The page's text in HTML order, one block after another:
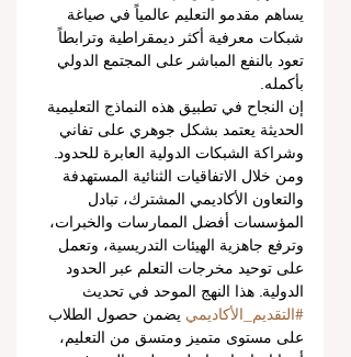
يساهم مقدمو التعليم عالمياً في صياغة
شبكات معرفية أكثر ديمقراطية وترابطاً
تعود بالنفع المباشر على المجتمع الدولي
بأكمله.
إن النجاح في تطبيق هذه النماذج التعليمية
الحديثة يعتمد بشكل جوهري على تفاني
وشراكة الشبكات الدولية العابرة للحدود.
ومن خلال الاتفاقيات الثنائية المستهدفة
والتعاون الأكاديمي المشترك، تبادل
المؤسسات أفضل الممارسات والخبرات،
وترفع جاهزية الهيئات التدريسية، وتعمل
على توحيد مخرجات التعلم عبر الحدود
الدولية. هذا النهج الموحد في تحديث
#التقديم_الأكاديمي يضمن حصول الطلاب
على مستوى متميز ومتسق من التعليم،